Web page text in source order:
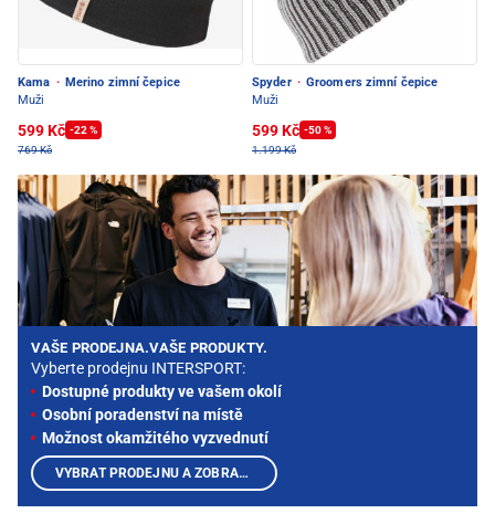
Kama · Merino zimní čepice
Muži
599 Kč -22 %
769 Kč
Spyder · Groomers zimní čepice
Muži
599 Kč -50 %
1.199 Kč
VAŠE PRODEJNA.VAŠE PRODUKTY.
Vyberte prodejnu INTERSPORT:
Dostupné produkty ve vašem okolí
Osobní poradenství na místě
Možnost okamžitého vyzvednutí
VYBRAT PRODEJNU A ZOBRAZIT PRODUKTY